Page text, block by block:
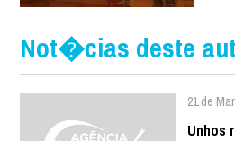
Not�cias deste
21 de
Unhos